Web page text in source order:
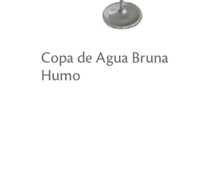
Copa de Agua Bruna
Humo